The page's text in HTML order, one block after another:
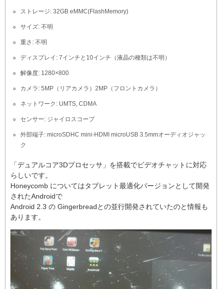
ストレージ: 32GB eMMC(FlashMemory)
サイズ: 不明
重さ: 不明
ディスプレイ: 7インチと10インチ（液晶の種類は不明）
解像度: 1280×800
カメラ: 5MP（リアカメラ）2MP（フロントカメラ）
ネットワーク: UMTS, CDMA
センサー: ジャイロスコープ
外部端子: microSDHC mini-HDMI microUSB 3.5mmオーディオジャッ
ク
「デュアルコア3Dプロセッサ」を搭載でビデオチャットに対応
らしいです。
Honeycomb についてはタブレット最適化バージョンとして開発
されたAndroidで
Android 2.3 の Gingerbreadとの並行開発されていたのと情報も
あります。